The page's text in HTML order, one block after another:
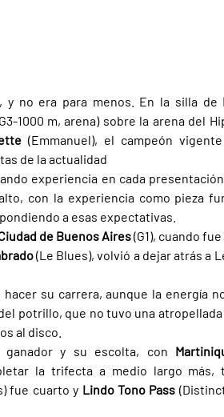
no era para menos. En la silla de
1000 m, arena) sobre la arena del
(Emmanuel), el campeón
de la actualidad
experiencia en cada
con la experiencia como pieza
a esas expectativas.
de Buenos Aires (G1), cuando
(Le Blues), volvió a dejar atrás a
su carrera, aunque la energía
potrillo, que no tuvo una
al disco.
y su escolta, con
la trifecta a medio largo más,
fue cuarto y Lindo Tono Pass